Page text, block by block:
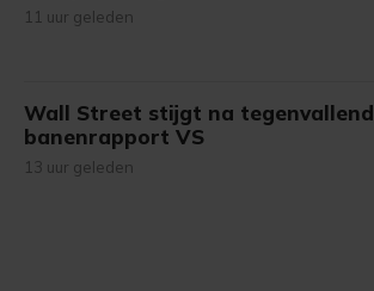
11 uur geleden
Wall Street stijgt na tegenvallend
banenrapport VS
13 uur geleden